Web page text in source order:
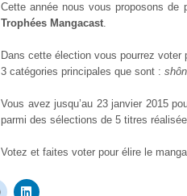
Cette année nous vous proposons de
Trophées Mangacast.
Dans cette élection vous pourrez voter
3 catégories principales que sont :
Vous avez jusqu’au 23 janvier 2015
parmi des sélections de 5 titres
Votez et faites voter pour élire le manga